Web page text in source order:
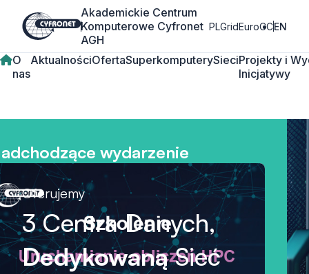
Akademickie Centrum
Komputerowe Cyfronet
AGH
PLGridEuroCCEN
O
nas
AktualnościOfertaSuperkomputerySieciProjekty i
Inicjatywy
Oferujemy
3 Centra Danych,
DedykowanąSieć
wydarzenie